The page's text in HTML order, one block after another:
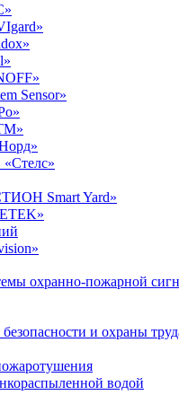
Sensor»
Smart Yard»
охранно-пожарной
и охраны
водой